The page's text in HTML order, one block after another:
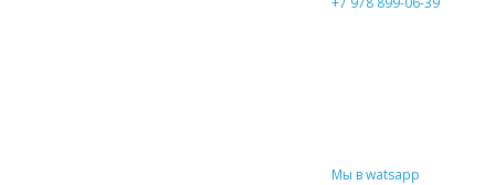
Мы в watsapp